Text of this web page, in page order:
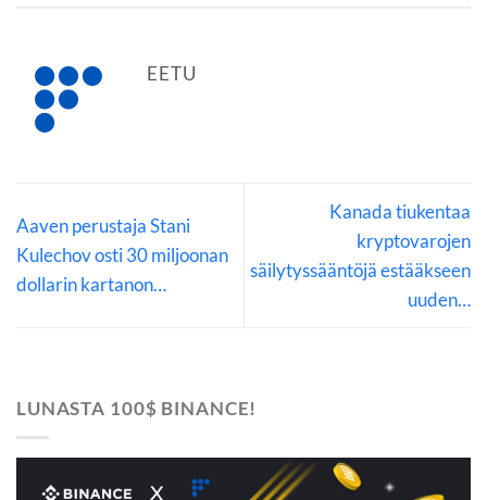
EETU
Aaven perustaja Stani
Kulechov osti 30 miljoonan
dollarin kartanon…
Kanada tiukentaa
kryptovarojen
säilytyssääntöjä estääkseen
uuden…
LUNASTA 100$ BINANCE!